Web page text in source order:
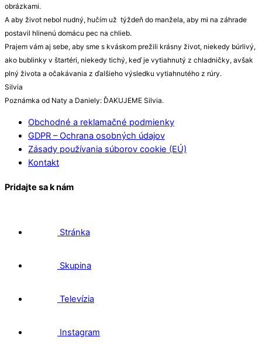
obrázkami.
A aby život nebol nudný, hučím už týždeň do manžela, aby mi na záhrade
postavil hlinenú domácu pec na chlieb.
Prajem vám aj sebe, aby sme s kváskom prežili krásny život, niekedy búrlivý,
ako bublinky v štartéri, niekedy tichý, keď je vytiahnutý z chladničky, avšak
plný života a očakávania z ďalšieho výsledku vytiahnutého z rúry.
Silvia
Poznámka od Naty a Daniely: ĎAKUJEME Silvia.
Obchodné a reklamačné podmienky
GDPR – Ochrana osobných údajov
Zásady používania súborov cookie (EÚ)
Kontakt
Pridajte sa k nám
Stránka
Skupina
Televízia
Instagram